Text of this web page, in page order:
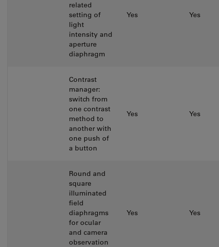
related
setting of
light
intensity and
aperture
diaphragm
Yes Yes
Contrast
manager:
switch from
one contrast
method to
another with
one push of
a button
Yes Yes
Round and
square
illuminated
field
diaphragms
for ocular
and camera
observation
Yes Yes